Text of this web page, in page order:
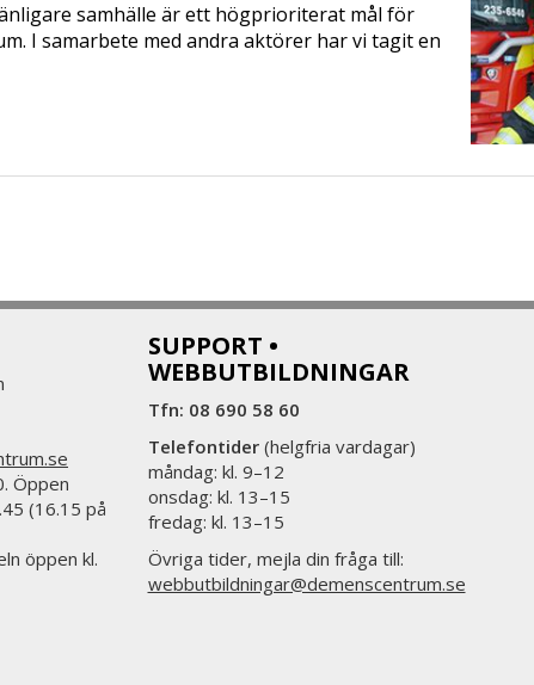
samhälle är ett högprioriterat mål för
I samarbete med andra aktörer har vi tagit en
Öppen
(16.15 på
öppen kl.
SUPPORT •
WEBBUTBILDNINGAR
Tfn: 08 690 58 60
Telefontider(helgfria vardagar)
måndag: kl. 9–12
onsdag: kl. 13–15
fredag: kl. 13–15
Övriga tider, mejla din fråga till:
webbutbildningar@demenscentrum.se